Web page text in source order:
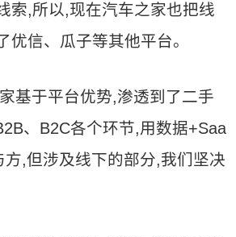
索,所以,现在汽车之家也把线
优信、瓜子等其他平台。
基于平台优势,渗透到了二手
、B2C各个环节,用数据+Saa
方,但涉及线下的部分,我们坚决